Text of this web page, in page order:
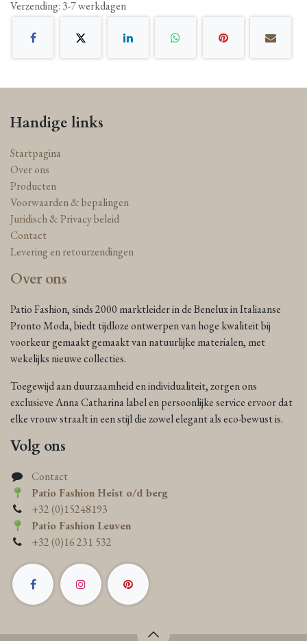
Verzending: 3-7 werkdagen
Handige links
Startpagina
Over ons
Producten
Voorwaarden & bepalingen
Juridisch & Privacy beleid
Contact
Levering en retourzendingen
Over ons
Patio Fashion, sinds 2000 marktleider in de Benelux in Italiaanse
Pronto Moda, biedt tijdloze ontwerpen van hoge kwaliteit bij
voorkeur gemaakt gemaakt van natuurlijke materialen, met
wekelijks nieuwe collecties.
Toegewijd aan duurzaamheid en individualiteit, zorgen ons
exclusieve Anna Catharina label en persoonlijke service ervoor dat
elke vrouw straalt in een stijl die zowel elegant als eco-bewust is.
Volg ons
Contact
Patio Fashion Heist o/d berg
+32 (0)15248193
Patio Fashion Leuven
+32 (0)16 231 532